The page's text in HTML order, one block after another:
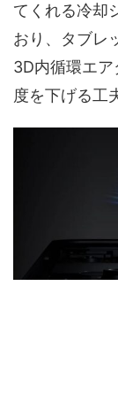
てくれる冷却
おり、タブレ
3D内循環エ
度を下げる工